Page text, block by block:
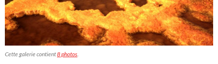
Cette galerie contient8 photos.